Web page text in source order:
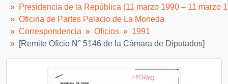
Presidencia de la República (11 marzo 1990 – 11 marzo
Oficina de Partes Palacio de La Moneda
Correspondencia
Oficios
1991
[Remite Oficio N° 5146 de la Cámara de Diputados]